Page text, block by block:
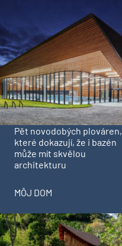
Pět novodobých plováren,
které dokazují, že i bazén
může mít skvělou
architekturu
MÔJ DOM